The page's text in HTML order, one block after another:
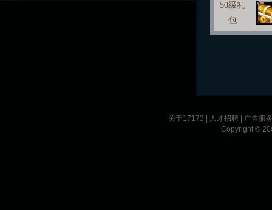
50级礼
包
关于17173 人才招聘
广告服
Copyright ©